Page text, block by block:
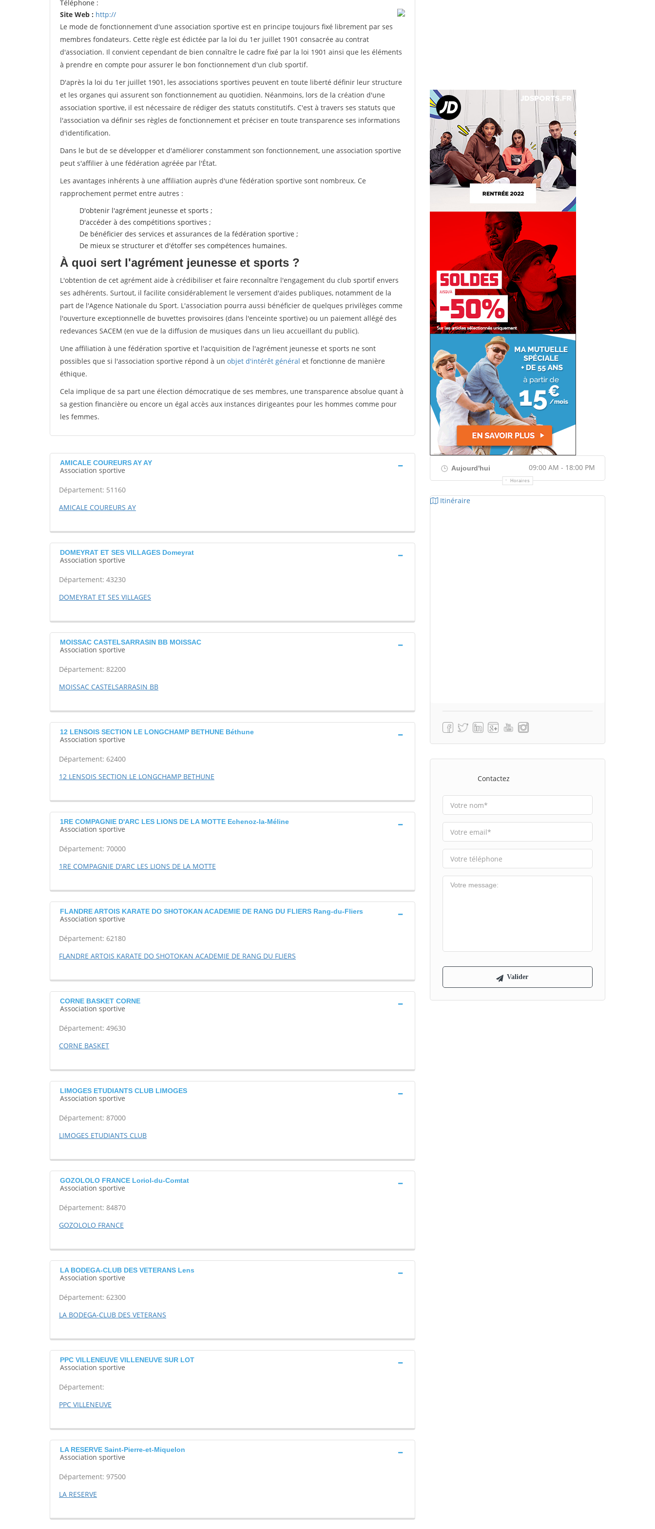
Téléphone :
Site Web : http://
Le mode de fonctionnement d'une association sportive est en principe toujours fixé librement par ses
membres fondateurs. Cette règle est édictée par la loi du 1er juillet 1901 consacrée au contrat
d'association. Il convient cependant de bien connaître le cadre fixé par la loi 1901 ainsi que les éléments
à prendre en compte pour assurer le bon fonctionnement d'un club sportif.
D'après la loi du 1er juillet 1901, les associations sportives peuvent en toute liberté définir leur structure
et les organes qui assurent son fonctionnement au quotidien. Néanmoins, lors de la création d'une
association sportive, il est nécessaire de rédiger des statuts constitutifs. C'est à travers ses statuts que
l'association va définir ses règles de fonctionnement et préciser en toute transparence ses informations
d'identification.
Dans le but de se développer et d'améliorer constamment son fonctionnement, une association sportive
peut s'affilier à une fédération agréée par l'État.
Les avantages inhérents à une affiliation auprès d'une fédération sportive sont nombreux. Ce
rapprochement permet entre autres :
D'obtenir l'agrément jeunesse et sports ;
D'accéder à des compétitions sportives ;
De bénéficier des services et assurances de la fédération sportive ;
De mieux se structurer et d'étoffer ses compétences humaines.
À quoi sert l'agrément jeunesse et sports ?
L'obtention de cet agrément aide à crédibiliser et faire reconnaître l'engagement du club sportif envers
ses adhérents. Surtout, il facilite considérablement le versement d'aides publiques, notamment de la
part de l'Agence Nationale du Sport. L'association pourra aussi bénéficier de quelques privilèges comme
l'ouverture exceptionnelle de buvettes provisoires (dans l'enceinte sportive) ou un paiement allégé des
redevances SACEM (en vue de la diffusion de musiques dans un lieu accueillant du public).
Une affiliation à une fédération sportive et l'acquisition de l'agrément jeunesse et sports ne sont
possibles que si l'association sportive répond à un objet d'intérêt général et fonctionne de manière
éthique.
Cela implique de sa part une élection démocratique de ses membres, une transparence absolue quant à
sa gestion financière ou encore un égal accès aux instances dirigeantes pour les hommes comme pour
les femmes.
AMICALE COUREURS AY AY
Association sportive
Département: 51160
AMICALE COUREURS AY
DOMEYRAT ET SES VILLAGES Domeyrat
Association sportive
Département: 43230
DOMEYRAT ET SES VILLAGES
MOISSAC CASTELSARRASIN BB MOISSAC
Association sportive
Département: 82200
MOISSAC CASTELSARRASIN BB
12 LENSOIS SECTION LE LONGCHAMP BETHUNE Béthune
Association sportive
Département: 62400
12 LENSOIS SECTION LE LONGCHAMP BETHUNE
1RE COMPAGNIE D'ARC LES LIONS DE LA MOTTE Echenoz-la-Méline
Association sportive
Département: 70000
1RE COMPAGNIE D'ARC LES LIONS DE LA MOTTE
FLANDRE ARTOIS KARATE DO SHOTOKAN ACADEMIE DE RANG DU FLIERS Rang-du-Fliers
Association sportive
Département: 62180
FLANDRE ARTOIS KARATE DO SHOTOKAN ACADEMIE DE RANG DU FLIERS
CORNE BASKET CORNE
Association sportive
Département: 49630
CORNE BASKET
LIMOGES ETUDIANTS CLUB LIMOGES
Association sportive
Département: 87000
LIMOGES ETUDIANTS CLUB
GOZOLOLO FRANCE Loriol-du-Comtat
Association sportive
Département: 84870
GOZOLOLO FRANCE
LA BODEGA-CLUB DES VETERANS Lens
Association sportive
Département: 62300
LA BODEGA-CLUB DES VETERANS
PPC VILLENEUVE VILLENEUVE SUR LOT
Association sportive
Département:
PPC VILLENEUVE
LA RESERVE Saint-Pierre-et-Miquelon
Association sportive
Département: 97500
LA RESERVE
Aujourd'hui 09:00 AM - 18:00 PM
Horaires
Itinéraire
Contactez